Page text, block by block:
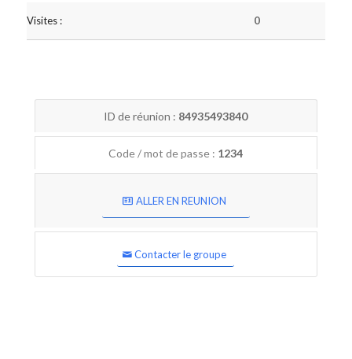
Visites : 0
ID de réunion : 84935493840
Code / mot de passe : 1234
ALLER EN REUNION
Contacter le groupe